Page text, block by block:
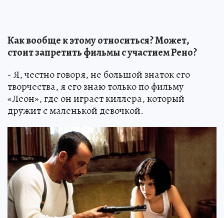
Как вообще к этому относиться? Может,
стоит запретить фильмы с участием Рено?
- Я, честно говоря, не большой знаток его
творчества, я его знаю только по фильму
«Леон», где он играет киллера, который
дружит с маленькой девочкой.